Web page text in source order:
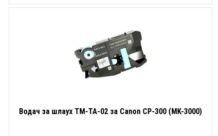
Водач за шлаух TM-TA-02 за Canon CP-300 (MK-3000)